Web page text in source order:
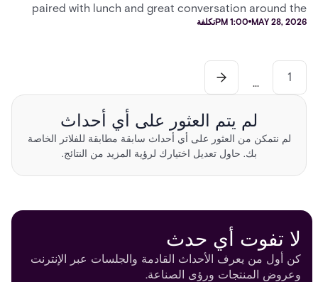
paired with lunch and great conversation around the
future of security.
MAY 28, 2026
1:00 PM تكلفة
1
...
لم يتم العثور على أي أحداث
لم نتمكن من العثور على أي أحداث سابقة مطابقة للفلاتر الخاصة
بك. حاول تعديل اختيارك لرؤية المزيد من النتائج.
لا تفوت أي حدث
كن أول من يعرف الأحداث القادمة والجلسات عبر الإنترنت
وعروض المنتجات ورؤى الصناعة.